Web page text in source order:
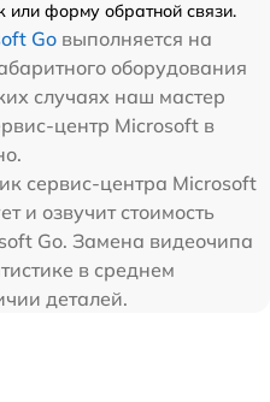
или форму обратной связи.
Go выполняется на
оборудования
случаях наш мастер
центр Microsoft в
сервис-центра Microsoft
и озвучит стоимость
Go. Замена видеочипа
в среднем
деталей.